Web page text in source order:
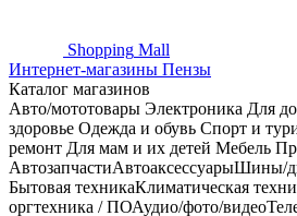
Shopping Mall
Интернет-магазины Пензы
Каталог магазинов
Авто/мототовары Электроника Для
здоровье Одежда и обувь Спорт и
ремонт Для мам и их детей Мебель
АвтозапчастиАвтоаксессуарыШины/
Бытовая техникаКлиматическая
оргтехника / ПОАудио/фото/видео